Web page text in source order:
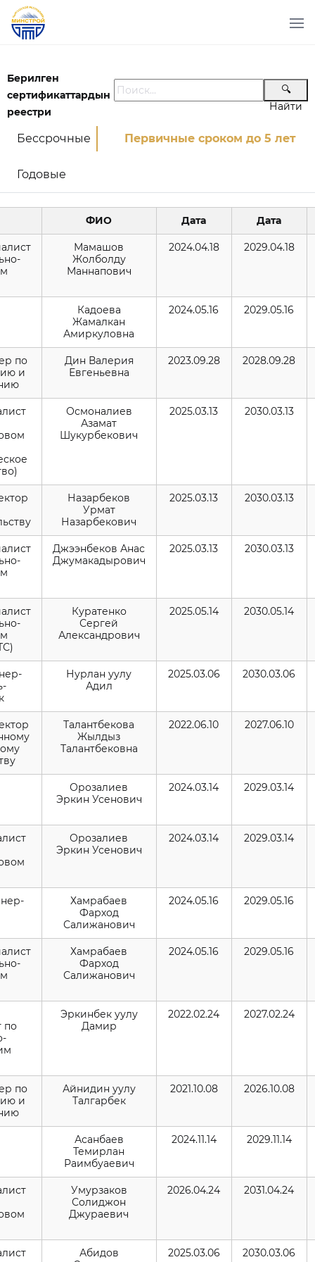
Берилген
сертификаттардын
реестри
🔍
Найти
Бессрочные Первичные сроком до 5 лет
Годовые
ФИО Дата Дата
Мамашов
Жолболду
Маннапович
2024.04.18 2029.04.18
Кадоева
Жамалкан
Амиркуловна
2024.05.16 2029.05.16
по
и
Дин Валерия
Евгеньевна
2023.09.28 2028.09.28
Осмоналиев
Азамат
Шукурбекович
2025.03.13 2030.03.13
Назарбеков
Урмат
Назарбекович
2025.03.13 2030.03.13
Джээнбеков Анас
Джумакадырович
2025.03.13 2030.03.13
Куратенко
Сергей
Александрович
2025.05.14 2030.05.14
Нурлан уулу
Адил
2025.03.06 2030.03.06
Талантбекова
Жылдыз
Талантбековна
2022.06.10 2027.06.10
Орозалиев
Эркин Усенович
2024.03.14 2029.03.14
Орозалиев
Эркин Усенович
2024.03.14 2029.03.14
Хамрабаев
Фарход
Салижанович
2024.05.16 2029.05.16
Хамрабаев
Фарход
Салижанович
2024.05.16 2029.05.16
по
Эркинбек уулу
Дамир
2022.02.24 2027.02.24
по
и
Айнидин уулу
Талгарбек
2021.10.08 2026.10.08
Асанбаев
Темирлан
Раимбуаевич
2024.11.14 2029.11.14
Умурзаков
Солиджон
Джураевич
2026.04.24 2031.04.24
Абидов
2025.03.06 2030.03.06